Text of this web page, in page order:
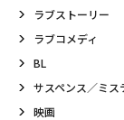
ラブストーリー
ラブコメディ
BL
サスペンス／ミス
映画